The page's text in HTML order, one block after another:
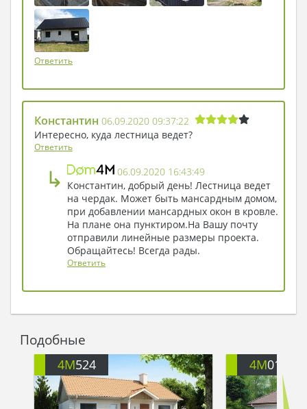
Ответить
Константин 06.09.2020 09:37:22
Интересно, куда лестница ведет?
Ответить
↳
06.09.2020 16:43:49
Константин, добрый день! Лестница ведет
на чердак. Может быть мансардным домом,
при добавлении мансардных окон в кровле.
На плане она пунктиром.На Вашу почту
отправили линейные размеры проекта.
Обращайтесь! Всегда рады.
Ответить
Подобные
4M524 4M017